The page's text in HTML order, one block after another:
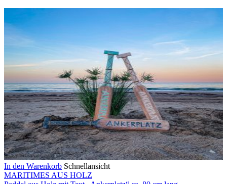
In den Warenkorb Schnellansicht
MARITIMES AUS HOLZ